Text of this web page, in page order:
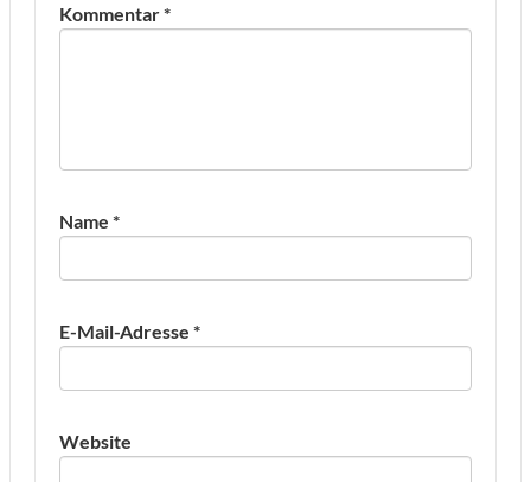
Kommentar*
Name *
E-Mail-Adresse *
Website